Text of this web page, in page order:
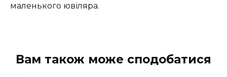
маленького ювіляра.
Вам також може сподобатися